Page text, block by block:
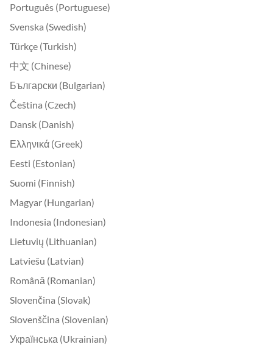
Português (Portuguese)
Svenska (Swedish)
Türkçe (Turkish)
中文 (Chinese)
Български (Bulgarian)
Čeština (Czech)
Dansk (Danish)
Ελληνικά (Greek)
Eesti (Estonian)
Suomi (Finnish)
Magyar (Hungarian)
Indonesia (Indonesian)
Lietuvių (Lithuanian)
Latviešu (Latvian)
Română (Romanian)
Slovenčina (Slovak)
Slovenščina (Slovenian)
Українська (Ukrainian)